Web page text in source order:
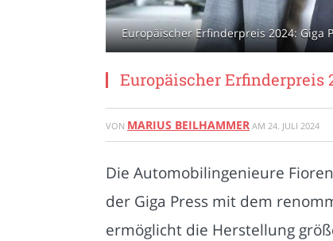
Europäischer Erfinderpreis 2024: Giga
Europäischer Erfinderpreis
VON MARIUS BEILHAMMER AM 24. JULI 2024
Die Automobilingenieure
der Giga Press mit dem
ermöglicht die Herstellung